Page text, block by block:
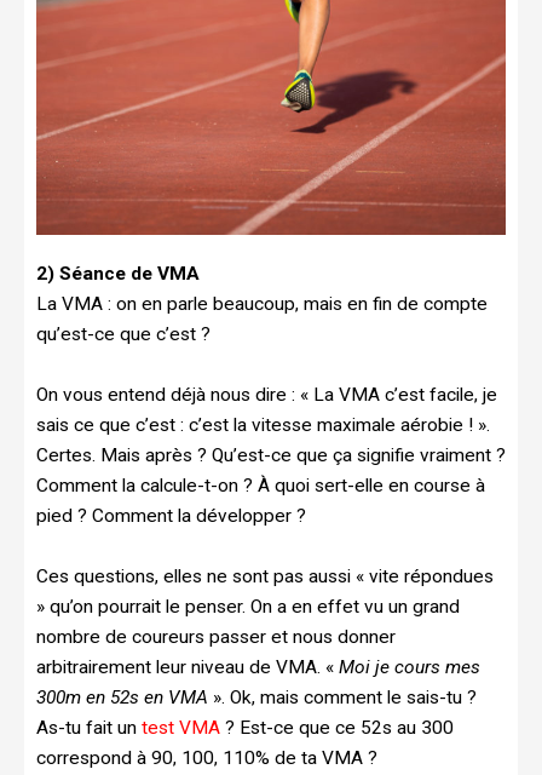
2) Séance de VMA
La VMA : on en parle beaucoup, mais en fin de compte
qu’est-ce que c’est ?
On vous entend déjà nous dire : « La VMA c’est facile, je
sais ce que c’est : c’est la vitesse maximale aérobie ! ».
Certes. Mais après ? Qu’est-ce que ça signifie vraiment ?
Comment la calcule-t-on ? À quoi sert-elle en course à
pied ? Comment la développer ?
Ces questions, elles ne sont pas aussi « vite répondues
» qu’on pourrait le penser. On a en effet vu un grand
nombre de coureurs passer et nous donner
arbitrairement leur niveau de VMA. « Moi je cours mes
300m en 52s en VMA ». Ok, mais comment le sais-tu ?
As-tu fait un test VMA ? Est-ce que ce 52s au 300
correspond à 90, 100, 110% de ta VMA ?